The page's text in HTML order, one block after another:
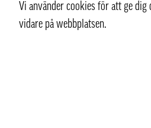
Vi använder cookies för att ge dig
vidare på webbplatsen.